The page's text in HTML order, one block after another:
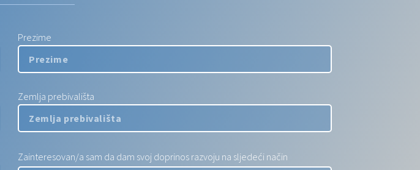
Prezime
Zemlja prebivališta
Zainteresovan/a sam da dam svoj doprinos razvoju na sljedeći način